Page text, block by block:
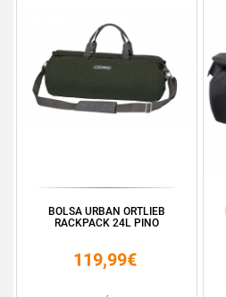
BOLSA URBAN ORTLIEB
RACKPACK 24L PINO
119,99€